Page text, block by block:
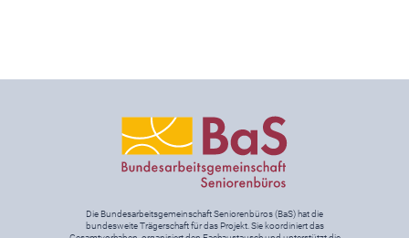
Die Bundesarbeitsgemeinschaft Seniorenbüros (BaS) hat die
bundesweite Trägerschaft für das Projekt. Sie koordiniert das